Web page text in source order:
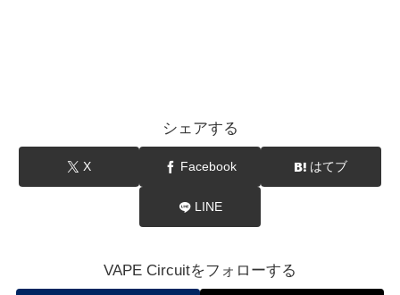
シェアする
X Facebook はてブ
LINE
VAPE Circuitをフォローする